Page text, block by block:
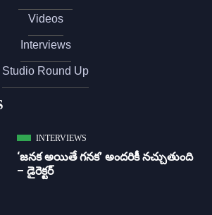
Videos
Interviews
Studio Round Up
INTERVIEWS
‘జ‌న‌క అయితే గ‌న‌క‌’ అందరికీ నచ్చుతుంది
– డైరెక్ట‌ర్